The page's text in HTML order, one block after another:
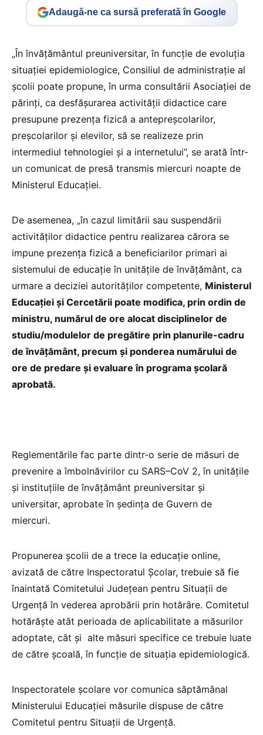
Adaugă-ne ca sursă preferată în Google
„În învățământul preuniversitar, în funcție de evoluția
situației epidemiologice, Consiliul de administrație al
școlii poate propune, în urma consultării Asociației de
părinți, ca desfășurarea activității didactice care
presupune prezența fizică a antepreșcolarilor,
preşcolarilor și elevilor, să se realizeze prin
intermediul tehnologiei și a internetului”, se arată într-
un comunicat de presă transmis miercuri noapte de
Ministerul Educației.
De asemenea, „în cazul limitării sau suspendării
activităților didactice pentru realizarea cărora se
impune prezenţa fizică a beneficiarilor primari ai
sistemului de educație în unităţile de învăţământ, ca
urmare a deciziei autorităților competente, Ministerul
Educației și Cercetării poate modifica, prin ordin de
ministru, numărul de ore alocat disciplinelor de
studiu/modulelor de pregătire prin planurile-cadru
de învăţământ, precum și ponderea numărului de
ore de predare şi evaluare în programa școlară
aprobată.
Reglementările fac parte dintr-o serie de măsuri de
prevenire a îmbolnăvirilor cu SARS–CoV 2, în unitățile
și instituțiile de învățământ preuniversitar și
universitar, aprobate în ședința de Guvern de
miercuri.
Propunerea școlii de a trece la educație online,
avizată de către Inspectoratul Școlar, trebuie să fie
înaintată Comitetului Județean pentru Situații de
Urgență în vederea aprobării prin hotărâre. Comitetul
hotărăște atât perioada de aplicabilitate a măsurilor
adoptate, cât și alte măsuri specifice ce trebuie luate
de către școală, în funcție de situația epidemiologică.
Inspectoratele școlare vor comunica săptămânal
Ministerului Educației măsurile dispuse de către
Comitetul pentru Situații de Urgență.